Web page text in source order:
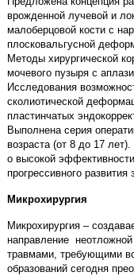
врожденной лучевой и
малоберцовой кости с
плосковальгусной
Методы хирургической
мочевого пузыря с
Исследования
сколиотической
пластинчатых
Выполнена серия
возраста (от 8 до 17
о высокой
прогрессивного развития
Микрохирургия
Микрохирургия –
направление
травмами, требующими
образований сегодня